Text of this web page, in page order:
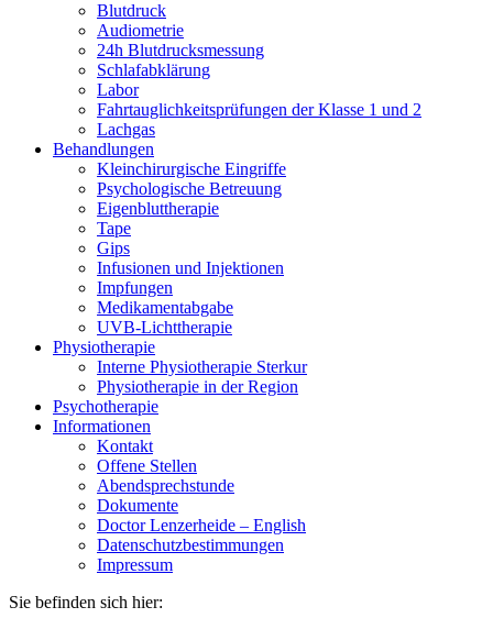
Blutdruck
Audiometrie
24h Blutdrucksmessung
Schlafabklärung
Labor
Fahrtauglichkeitsprüfungen der Klasse 1 und 2
Lachgas
Behandlungen
Kleinchirurgische Eingriffe
Psychologische Betreuung
Eigenbluttherapie
Tape
Gips
Infusionen und Injektionen
Impfungen
Medikamentabgabe
UVB-Lichttherapie
Physiotherapie
Interne Physiotherapie Sterkur
Physiotherapie in der Region
Psychotherapie
Informationen
Kontakt
Offene Stellen
Abendsprechstunde
Dokumente
Doctor Lenzerheide – English
Datenschutzbestimmungen
Impressum
Sie befinden sich hier: